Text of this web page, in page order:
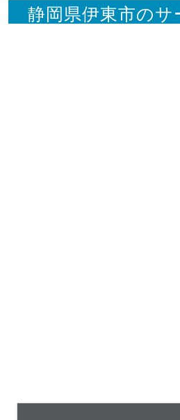
静岡県伊東市のサ